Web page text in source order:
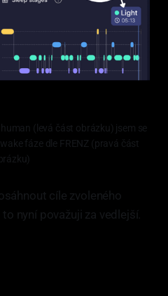
(levá část obrázku) jsem se
fáze dle FRENZ (pravá část
cíle zvoleného
nyní považuji za vedlejší.